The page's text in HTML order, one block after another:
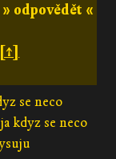
» odpovědět «
[↑]
se neco
kdyz se neco